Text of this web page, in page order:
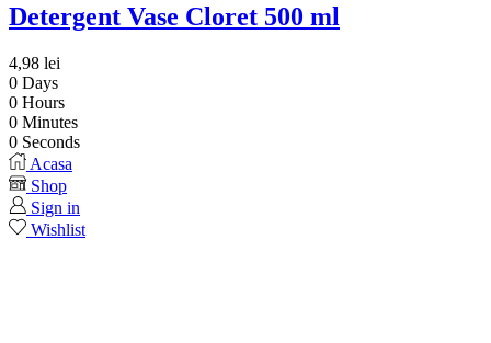
Detergent Vase Cloret 500 ml
4,98 lei
0 Days
0 Hours
0 Minutes
0 Seconds
Acasa
Shop
Sign in
Wishlist